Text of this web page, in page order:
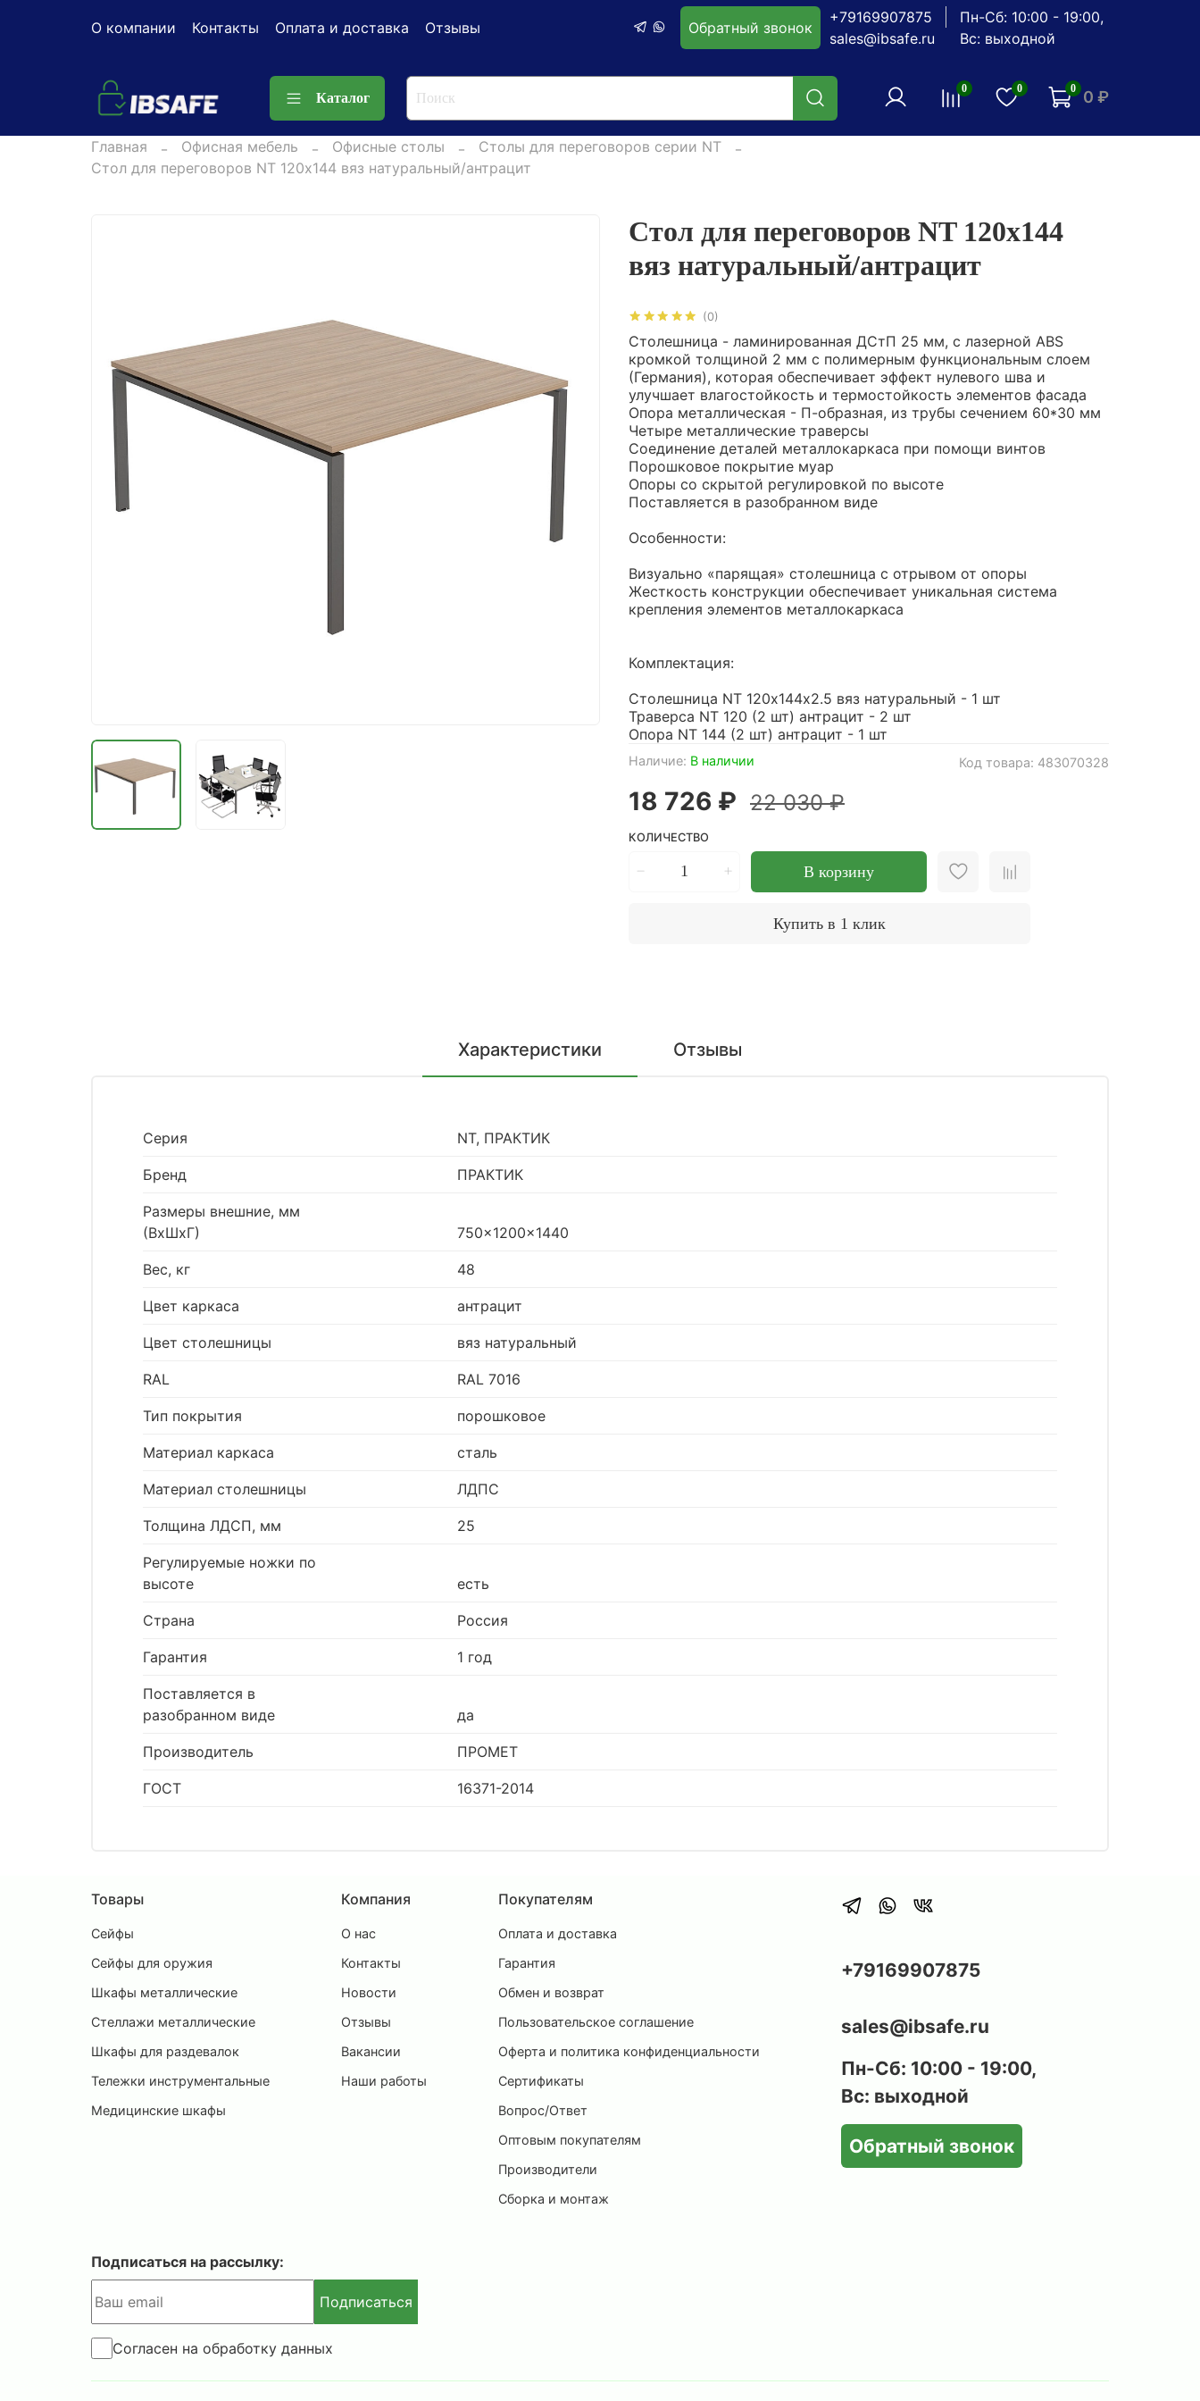
О компании Контакты Оплата и доставка Отзывы Обратный звонок
+79169907875
sales@ibsafe.ru
Пн-Сб: 10:00 - 19:00,
Вс: выходной
Каталог
0 0 0 0 ₽
Главная Офисная мебель Офисные столы
Столы для переговоров серии NT
Стол для переговоров NT 120х144 вяз натуральный/антрацит
(0)
Код товара: 483070328
Наличие: В наличии
Стол для переговоров NT 120х144
вяз натуральный/антрацит
18 726 ₽ 22 030 ₽
КОЛИЧЕСТВО
В корзину
Купить в 1 клик
Столешница - ламинированная ДСтП 25 мм, с лазерной ABS
кромкой толщиной 2 мм с полимерным функциональным слоем
(Германия), которая обеспечивает эффект нулевого шва и
улучшает влагостойкость и термостойкость элементов фасада
Опора металлическая - П-образная, из трубы сечением 60*30 мм
Четыре металлические траверсы
Соединение деталей металлокаркаса при помощи винтов
Порошковое покрытие муар
Опоры со скрытой регулировкой по высоте
Поставляется в разобранном виде
Особенности:
Визуально «парящая» столешница с отрывом от опоры
Жесткость конструкции обеспечивает уникальная система
крепления элементов металлокаркаса
Комплектация:
Столешница NT 120х144х2.5 вяз натуральный - 1 шт
Траверса NT 120 (2 шт) антрацит - 2 шт
Опора NT 144 (2 шт) антрацит - 1 шт
Характеристики Отзывы
Серия NT, ПРАКТИК
Бренд ПРАКТИК
Размеры внешние, мм
(ВхШхГ)
750x1200x1440
Вес, кг 48
Цвет каркаса антрацит
Цвет столешницы вяз натуральный
RAL RAL 7016
Тип покрытия порошковое
Материал каркаса сталь
Материал столешницы ЛДПС
Толщина ЛДСП, мм 25
Регулируемые ножки по
высоте
есть
Страна Россия
Гарантия 1 год
Поставляется в
разобранном виде
да
Производитель ПРОМЕТ
ГОСТ 16371-2014
Товары
Сейфы
Сейфы для оружия
Шкафы металлические
Стеллажи металлические
Шкафы для раздевалок
Тележки инструментальные
Медицинские шкафы
Компания
О нас
Контакты
Новости
Отзывы
Вакансии
Наши работы
Покупателям
Оплата и доставка
Гарантия
Обмен и возврат
Пользовательское соглашение
Оферта и политика конфиденциальности
Сертификаты
Вопрос/Ответ
Оптовым покупателям
Производители
Сборка и монтаж
+79169907875
sales@ibsafe.ru
Пн-Сб: 10:00 - 19:00,
Вс: выходной
Обратный звонок
Подписаться на рассылку:
Подписаться
Согласен на обработку данных